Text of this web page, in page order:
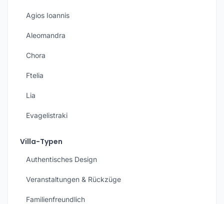
Agios Ioannis
Aleomandra
Chora
Ftelia
Lia
Evagelistraki
Villa-Typen
Authentisches Design
Veranstaltungen & Rückzüge
Familienfreundlich